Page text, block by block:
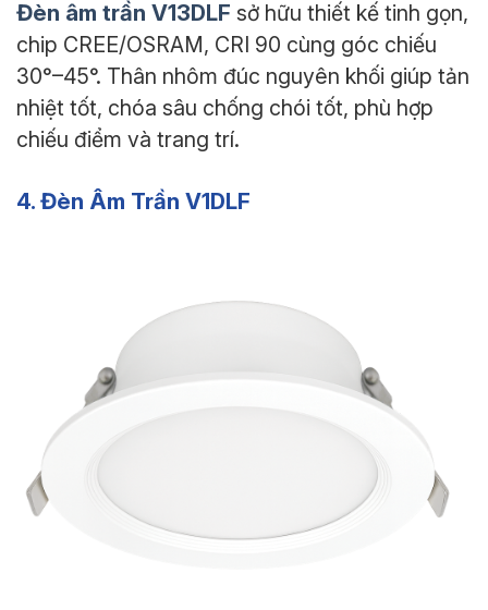
Đèn âm trần V13DLF sở hữu thiết kế tinh gọn,
chip CREE/OSRAM, CRI 90 cùng góc chiếu
30°–45°. Thân nhôm đúc nguyên khối giúp tản
nhiệt tốt, chóa sâu chống chói tốt, phù hợp
chiếu điểm và trang trí.
4. Đèn Âm Trần V1DLF